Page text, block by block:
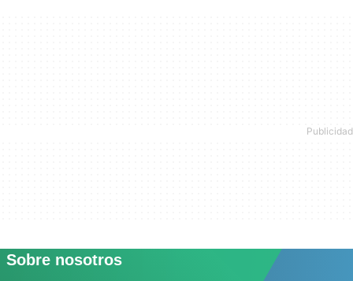
Sobre nosotros